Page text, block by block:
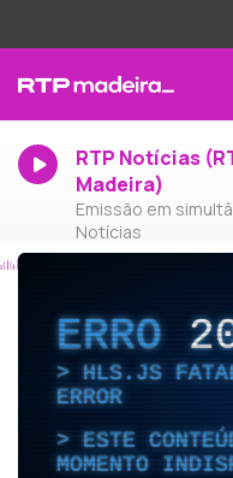
RTP Notícias
Madeira)
Emissão em
Notícias
ERRO
HLS.JS
ERROR
ESTE
MOMENTO